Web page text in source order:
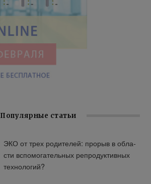
Популярные статьи
ЭКО от трех ро­ди­те­лей: про­рыв в об­ла­
сти вспо­мо­га­тель­ных ре­про­дук­тив­ных
тех­но­ло­гий?